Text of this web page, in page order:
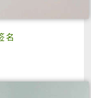
名